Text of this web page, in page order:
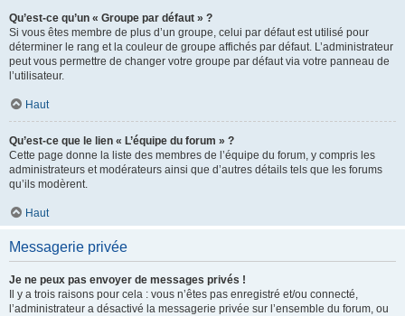
Qu’est-ce qu’un « Groupe par défaut » ?
Si vous êtes membre de plus d’un groupe, celui par défaut est utilisé pour
déterminer le rang et la couleur de groupe affichés par défaut. L’administrateur
peut vous permettre de changer votre groupe par défaut via votre panneau de
l’utilisateur.
Haut
Qu’est-ce que le lien « L’équipe du forum » ?
Cette page donne la liste des membres de l’équipe du forum, y compris les
administrateurs et modérateurs ainsi que d’autres détails tels que les forums
qu’ils modèrent.
Haut
Messagerie privée
Je ne peux pas envoyer de messages privés !
Il y a trois raisons pour cela : vous n’êtes pas enregistré et/ou connecté,
l’administrateur a désactivé la messagerie privée sur l’ensemble du forum, ou